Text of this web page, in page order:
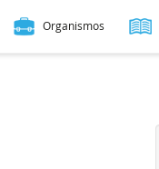
Organismos